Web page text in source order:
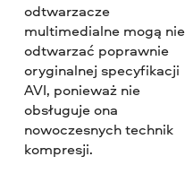
odtwarzacze
multimedialne mogą nie
odtwarzać poprawnie
oryginalnej specyfikacji
AVI, ponieważ nie
obsługuje ona
nowoczesnych technik
kompresji.